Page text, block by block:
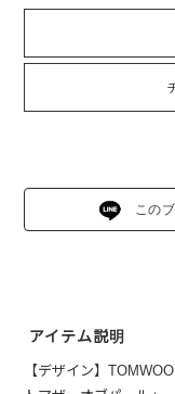
この
アイテム説明
【デザイン】